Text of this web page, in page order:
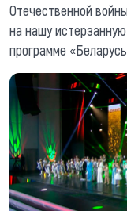
Отечественной
на нашу
программе